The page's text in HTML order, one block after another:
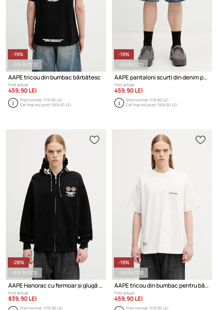
-19%
-5% ÎN COȘ
AAPE tricou din bumbac bărbătesc
Preț actual:
459,90 LEI
Preț normal:1119,90 LEI
Cel mai mic preț:569,90 LEI
-19%
-5% ÎN COȘ
AAPE pantaloni scurți din denim pentru bărbați
Preț actual:
459,90 LEI
Preț normal:1119,90 LEI
Cel mai mic preț:569,90 LEI
-28%
-5% ÎN COȘ
AAPE Hanorac cu fermoar și glugă din bumbac pentru bărbați
Preț actual:
839,90 LEI
Preț normal:1179,90 LEI
-19%
-5% ÎN COȘ
AAPE tricou din bumbac pentru bărbați
Preț actual:
459,90 LEI
Preț normal:1119,90 LEI